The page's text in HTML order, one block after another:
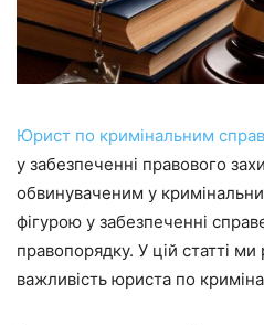
Юрист по кримінальним
у забезпеченні правового
обвинуваченим у
фігурою у забезпеченні
правопорядку. У цій статті
важливість юриста по